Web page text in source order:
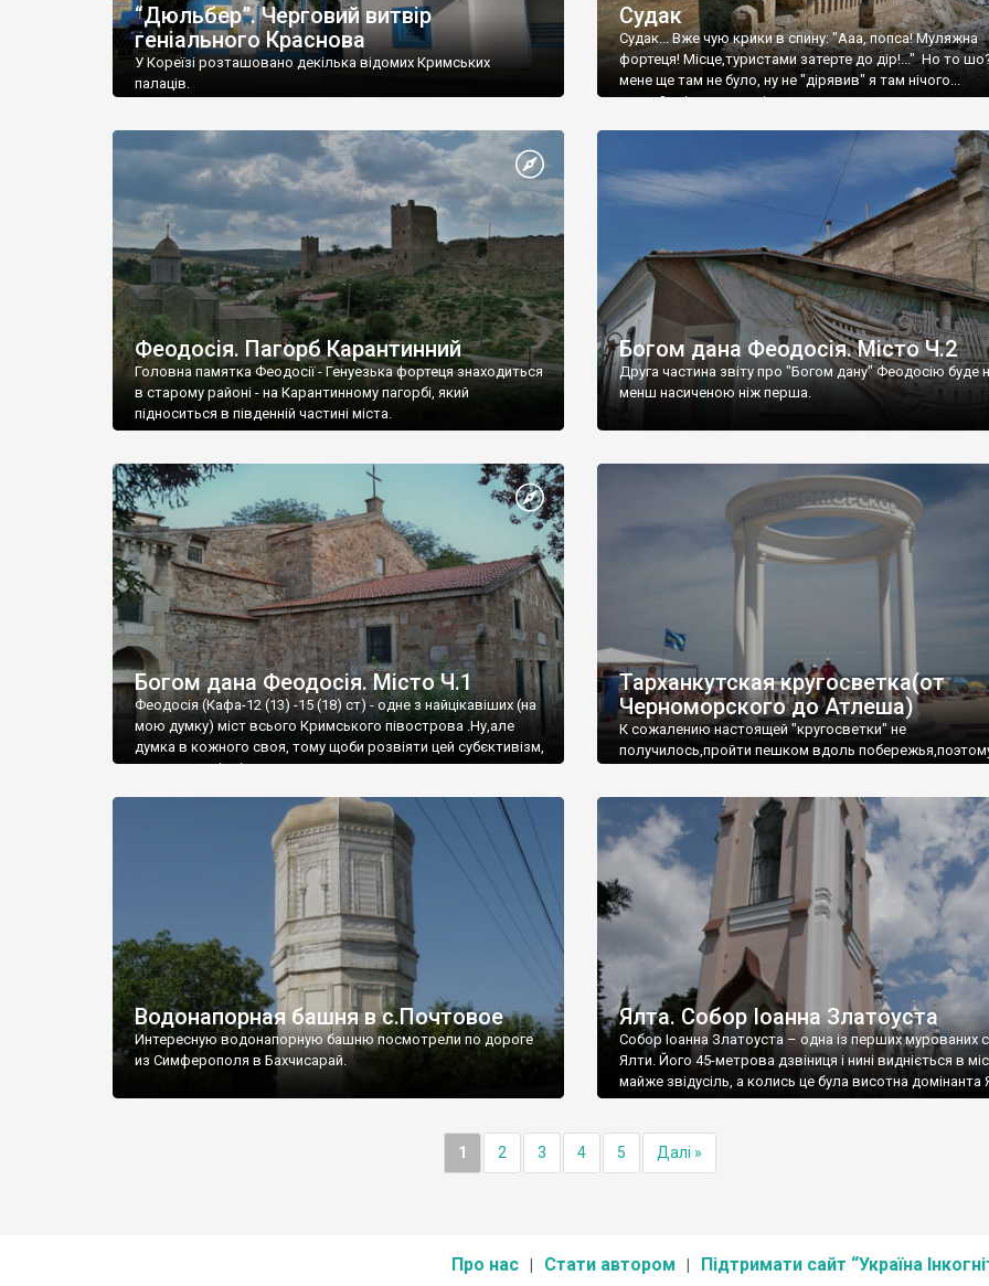
“Дюльбер”. Черговий витвір
геніального Краснова
У Кореїзі розташовано декілька відомих Кримських
палаців.
Судак
Судак... Вже чую крики в спину: "Ааа, попса! Муляжна
фортеця! Місце,туристами затерте до дір!..." Но то
мене ще там не було, ну не "дірявив" я там нічого...
принаймні до цього літа.
Феодосія. Пагорб Карантинний
Головна памятка Феодосії - Генуезька фортеця знаходиться
в старому районі - на Карантинному пагорбі, який
підноситься в південній частині міста.
Богом дана Феодосія. Місто Ч.2
Друга частина звіту про "Богом дану" Феодосію буде
менш насиченою ніж перша.
Богом дана Феодосія. Місто Ч.1
Феодосія (Кафа-12 (13) -15 (18) ст) - одне з найцікавіших (на
мою думку) міст всього Кримського півострова .Ну,але
думка в кожного своя, тому щоби розвіяти цей субєктивізм,
запрошую відвідати це
Тарханкутская кругосветка(от
Черноморского до Атлеша)
К сожалению настоящей "кругосветки" не
получилось,пройти пешком вдоль
Водонапорная башня в с.Почтовое
Интересную водонапорную башню посмотрели по дороге
из Симферополя в Бахчисарай.
Ялта. Собор Іоанна Златоуста
Собор Іоанна Златоуста – одна із перших мурованих
Ялти. Його 45-метрова дзвіниця і нині видніється в
майже звідусіль, а колись це була висотна домінанта
1 2 3 4 5 Далі »
Про нас Стати автором Підтримати сайт “Україна